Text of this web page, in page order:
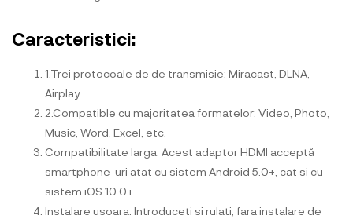
Caracteristici:
1.Trei protocoale de de transmisie: Miracast, DLNA,
Airplay
2.Compatible cu majoritatea formatelor: Video, Photo,
Music, Word, Excel, etc.
Compatibilitate larga: Acest adaptor HDMI acceptă
smartphone-uri atat cu sistem Android 5.0+, cat si cu
sistem iOS 10.0+.
Instalare usoara: Introduceti si rulati, fara instalare de